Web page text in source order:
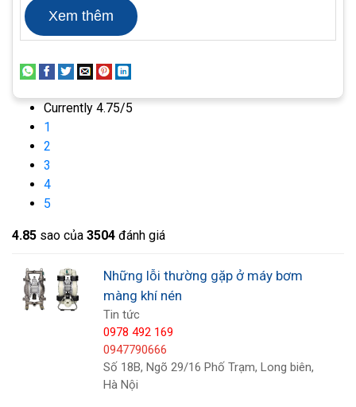
được xác định có thể do dầu bơm trơn bị khô, bộ
phận làm mát bị tắc, tắc lọc dầu hoặc van không
hoạt động.
Tình trạngmáy bơm mànghoạt động bị nóng sẽ
làm ảnh hưởng rất lớn đến hiệu suất của bơm, dẫn
đến ảnh hưởng đến hiệu quả công việc.
Bạn có thể khắc phục bằng cách kiểm tra và tra
sinh lại các bộ phận làm mát, lọc dầu, van điều
khiển.
Xem thêm
Currently 4.75/5
1
2
3
4
5
4.85 sao của 3504 đánh giá
Những lỗi thường gặp ở máy bơm
màng khí nén
Tin tức
0978 492 169
0947790666
Số 18B, Ngõ 29/16 Phố Trạm, Long biên,
Hà Nội